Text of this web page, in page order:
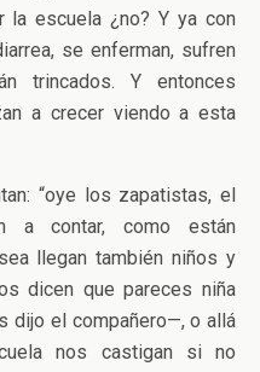
la escuela ¿no? Y ya con
se enferman, sufren
trincados. Y entonces
a crecer viendo a esta
“oye los zapatistas, el
a contar, como están
llegan también niños y
dicen que pareces niña
dijo el compañero—, o allá
nos castigan si no